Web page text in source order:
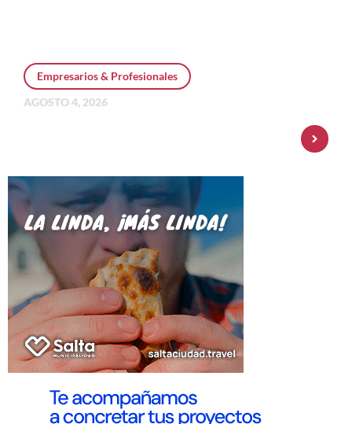
Empresarios & Profesionales
AGOSTO 4, 2026